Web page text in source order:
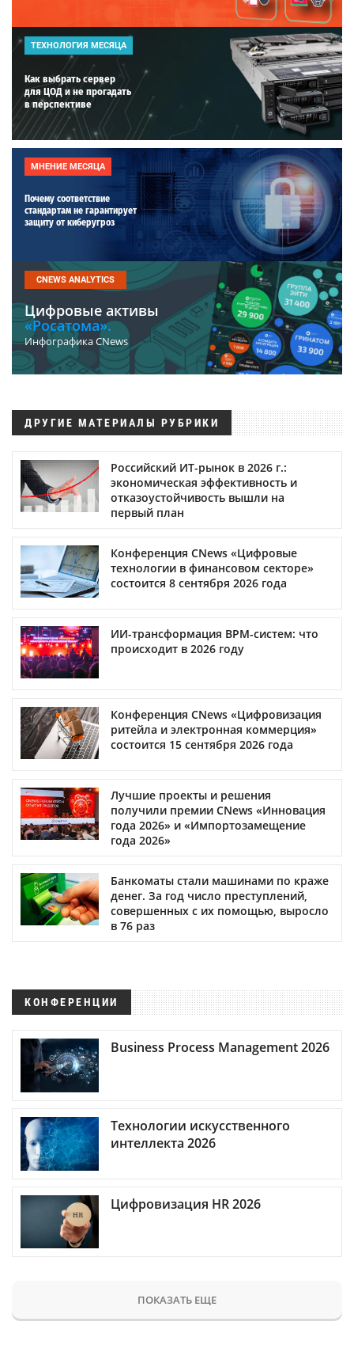
ТЕХНОЛОГИЯ МЕСЯЦА
Как выбрать сервер
для ЦОД и не прогадать
в перспективе
МНЕНИЕ МЕСЯЦА
Почему соответствие
стандартам не гарантирует
защиту от киберугроз
CNEWS ANALYTICS
Цифровые активы
«Росатома».
Инфографика CNews
ДРУГИЕ МАТЕРИАЛЫ РУБРИКИ
Российский ИТ-рынок в 2026 г.:
экономическая эффективность и
отказоустойчивость вышли на
первый план
Конференция CNews «Цифровые
технологии в финансовом секторе»
состоится 8 сентября 2026 года
ИИ-трансформация BPM-систем: что
происходит в 2026 году
Конференция CNews «Цифровизация
ритейла и электронная коммерция»
состоится 15 сентября 2026 года
Лучшие проекты и решения
получили премии CNews «Инновация
года 2026» и «Импортозамещение
года 2026»
Банкоматы стали машинами по краже
денег. За год число преступлений,
совершенных с их помощью, выросло
в 76 раз
КОНФЕРЕНЦИИ
Business Process Management 2026
Технологии искусственного
интеллекта 2026
Цифровизация HR 2026
ПОКАЗАТЬ ЕЩЕ